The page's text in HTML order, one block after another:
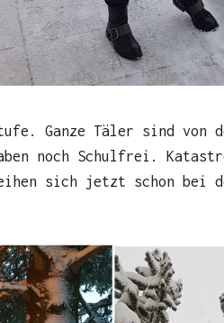
Ganze Täler sind von
noch Schulfrei.
sich jetzt schon bei